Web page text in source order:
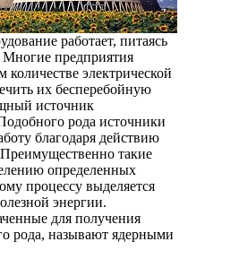
работает, питаясь
Многие предприятия
электрической
их бесперебойную
источник
рода источники
благодаря действию
такие
определенных
процессу выделяется
энергии.
для получения
рода, называют ядерными